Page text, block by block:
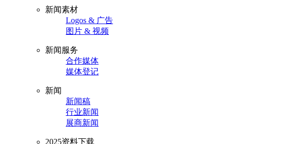
新闻素材
Logos & 广告
图片 & 视频
新闻服务
合作媒体
媒体登记
新闻
新闻稿
行业新闻
展商新闻
2025资料下载